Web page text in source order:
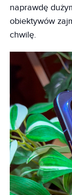
naprawdę
obiektywów
chwilę.